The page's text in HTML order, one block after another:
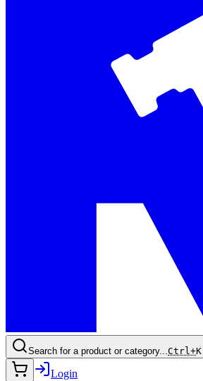
Search for a product or category...Ctrl+K
Login